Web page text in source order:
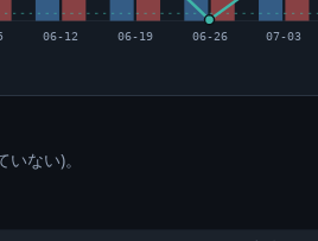
06-12 06-19 06-26 07-03
ない)。